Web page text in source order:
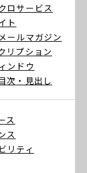
ロサービス
ト
ールマガジン
リプション
ンドウ
次 ・見出し
ス
ス
リティ